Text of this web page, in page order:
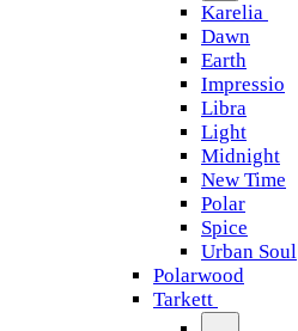
Karelia
Dawn
Earth
Impressio
Libra
Light
Midnight
New Time
Polar
Spice
Urban Soul
Polarwood
Tarkett